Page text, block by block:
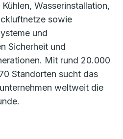
Wasserinstallation,
sowie
und
Sicherheit und
Mit rund 20.000
Standorten sucht das
weltweit die